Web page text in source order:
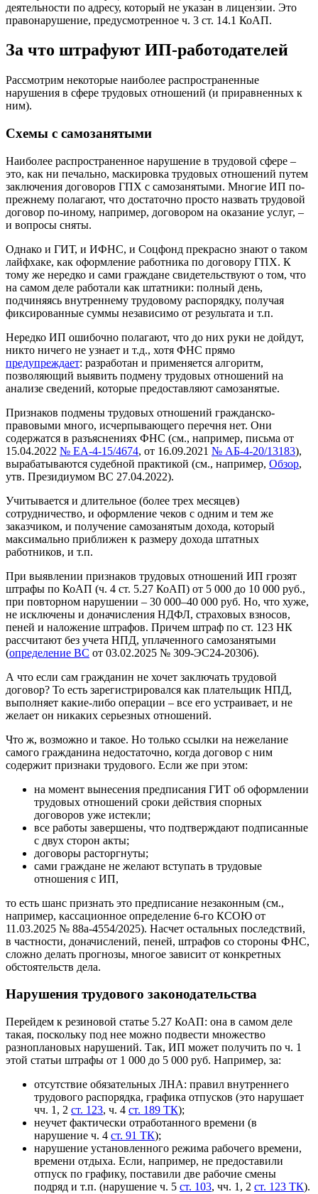
деятельности по адресу, который не указан в лицензии. Это
правонарушение, предусмотренное ч. 3 ст. 14.1 КоАП.
За что штрафуют ИП-работодателей
Рассмотрим некоторые наиболее распространенные
нарушения в сфере трудовых отношений (и приравненных к
ним).
Схемы с самозанятыми
Наиболее распространенное нарушение в трудовой сфере –
это, как ни печально, маскировка трудовых отношений путем
заключения договоров ГПХ с самозанятыми. Многие ИП по-
прежнему полагают, что достаточно просто назвать трудовой
договор по-иному, например, договором на оказание услуг, –
и вопросы сняты.
Однако и ГИТ, и ИФНС, и Соцфонд прекрасно знают о таком
лайфхаке, как оформление работника по договору ГПХ. К
тому же нередко и сами граждане свидетельствуют о том, что
на самом деле работали как штатники: полный день,
подчиняясь внутреннему трудовому распорядку, получая
фиксированные суммы независимо от результата и т.п.
Нередко ИП ошибочно полагают, что до них руки не дойдут,
никто ничего не узнает и т.д., хотя ФНС прямо
предупреждает: разработан и применяется алгоритм,
позволяющий выявить подмену трудовых отношений на
анализе сведений, которые предоставляют самозанятые.
Признаков подмены трудовых отношений гражданско-
правовыми много, исчерпывающего перечня нет. Они
содержатся в разъяснениях ФНС (см., например, письма от
15.04.2022 № ЕА-4-15/4674, от 16.09.2021 № АБ-4-20/13183),
вырабатываются судебной практикой (см., например, Обзор,
утв. Президиумом ВС 27.04.2022).
Учитывается и длительное (более трех месяцев)
сотрудничество, и оформление чеков с одним и тем же
заказчиком, и получение самозанятым дохода, который
максимально приближен к размеру дохода штатных
работников, и т.п.
При выявлении признаков трудовых отношений ИП грозят
штрафы по КоАП (ч. 4 ст. 5.27 КоАП) от 5 000 до 10 000 руб.,
при повторном нарушении – 30 000–40 000 руб. Но, что хуже,
не исключены и доначисления НДФЛ, страховых взносов,
пеней и наложение штрафов. Причем штраф по ст. 123 НК
рассчитают без учета НПД, уплаченного самозанятыми
(определение ВС от 03.02.2025 № 309-ЭС24-20306).
А что если сам гражданин не хочет заключать трудовой
договор? То есть зарегистрировался как плательщик НПД,
выполняет какие-либо операции – все его устраивает, и не
желает он никаких серьезных отношений.
Что ж, возможно и такое. Но только ссылки на нежелание
самого гражданина недостаточно, когда договор с ним
содержит признаки трудового. Если же при этом:
на момент вынесения предписания ГИТ об оформлении
трудовых отношений сроки действия спорных
договоров уже истекли;
все работы завершены, что подтверждают подписанные
с двух сторон акты;
договоры расторгнуты;
сами граждане не желают вступать в трудовые
отношения с ИП,
то есть шанс признать это предписание незаконным (см.,
например, кассационное определение 6-го КСОЮ от
11.03.2025 № 88а-4554/2025). Насчет остальных последствий,
в частности, доначислений, пеней, штрафов со стороны ФНС,
сложно делать прогнозы, многое зависит от конкретных
обстоятельств дела.
Нарушения трудового законодательства
Перейдем к резиновой статье 5.27 КоАП: она в самом деле
такая, поскольку под нее можно подвести множество
разноплановых нарушений. Так, ИП может получить по ч. 1
этой статьи штрафы от 1 000 до 5 000 руб. Например, за:
отсутствие обязательных ЛНА: правил внутреннего
трудового распорядка, графика отпусков (это нарушает
чч. 1, 2 ст. 123, ч. 4 ст. 189 ТК);
неучет фактически отработанного времени (в
нарушение ч. 4 ст. 91 ТК);
нарушение установленного режима рабочего времени,
времени отдыха. Если, например, не предоставили
отпуск по графику, поставили две рабочие смены
подряд и т.п. (нарушение ч. 5 ст. 103, чч. 1, 2 ст. 123 ТК).